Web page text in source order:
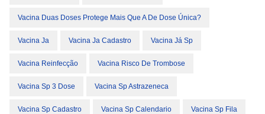
Vacina Duas Doses Protege Mais Que A De Dose Única?
Vacina Ja Vacina Ja Cadastro Vacina Já Sp
Vacina Reinfecção Vacina Risco De Trombose
Vacina Sp 3 Dose Vacina Sp Astrazeneca
Vacina Sp Cadastro Vacina Sp Calendario Vacina Sp Fila